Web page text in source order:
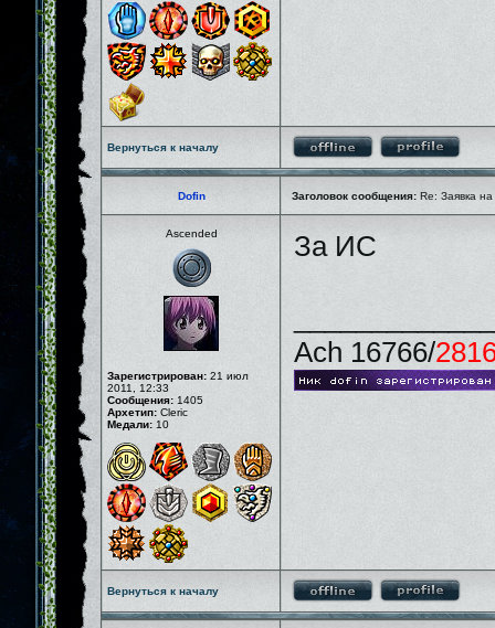
Вернуться к началу
Dofin Заголовок сообщения: Re: Заявка
Ascended
Зарегистрирован: 21 июл
2011, 12:33
Сообщения: 1405
Архетип: Cleric
Медали: 10
За ИС
Ach 16766/
Вернуться к началу